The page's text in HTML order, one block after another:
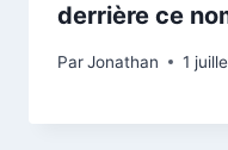
derrière ce
ParJonathan 1